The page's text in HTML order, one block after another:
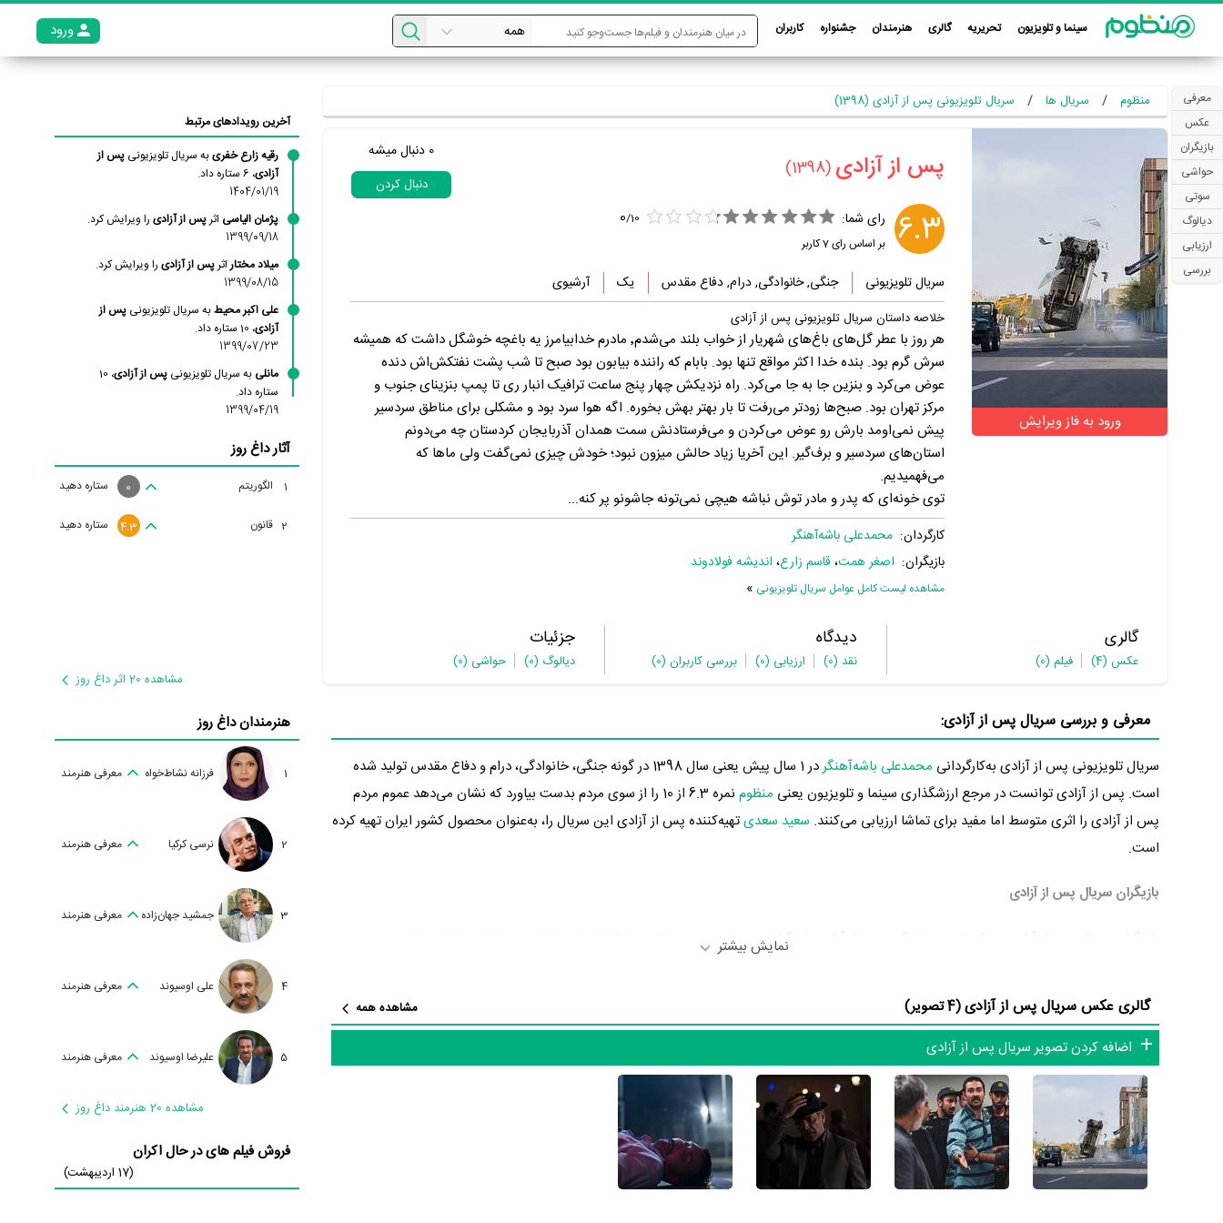
سینما و تلویزیون تحریریه گالری هنرمندان جشنواره کاربران ورود
معرفی
عکس
بازیگران
حواشی
سوتی
دیالوگ
ارزیابی
بررسی
منظوم سریال ها سریال تلویزیونی پس از آزادی (1398)
ورود به فاز ویرایش
‏پس از آزادی‏ (1398)
0 دنبال میشه
دنبال کردن
6.3 رای شما: 0/10
بر اساس رای7کاربر
سریال تلویزیونی جنگی, خانوادگی, درام, دفاع مقدس یک آرشیوی
خلاصه داستان سریال تلویزیونی پس از آزادی
هر روز با عطر گل‌های باغ‌های شهریار از خواب بلند می‌شدم٬ مادرم خدابیامرز یه باغچه خوشگل داشت که همیشه
سرش گرم بود. بنده خدا اکثر مواقع تنها بود. بابام که راننده بیابون بود صبح تا شب پشت نفتکش‌اش دنده
عوض می‌کرد و بنزین جا به جا می‌کرد. راه نزدیکش چهار پنج ساعت ترافیک انبار ری تا پمپ بنزینای جنوب و
مرکز تهران بود. صبح‌ها زودتر می‌رفت تا بار بهتر بهش بخوره. اگه هوا سرد بود و مشکلی برای مناطق سردسیر
پیش نمی‌اومد بارش رو عوض می‌کردن و می‌فرستادنش سمت همدان آذربایجان کردستان چه می‌دونم
استان‌های سردسیر و برف‌گیر. این آخریا زیاد حالش میزون نبود؛ خودش چیزی نمی‌گفت ولی ماها که
می‌فهمیدیم.
توی خونه‌ای که پدر و مادر توش نباشه هیچی نمی‌تونه جاشونو پر کنه...
کارگردان: محمدعلی باشه‌آهنگر
بازیگران: اصغر همت، قاسم زارع، اندیشه فولادوند
مشاهده لیست کامل عوامل سریال تلویزیونی »
گالری
عکس (4) فیلم (0)
دیدگاه
نقد (0) ارزیابی (0) بررسی کاربران (0)
جزئیات
دیالوگ (0) حواشی (0)
معرفی و بررسی سریال پس از آزادی:
سریال تلویزیونی پس از آزادی به‌کارگردانی محمدعلی باشه‌آهنگر
در 1 سال پیش یعنی سال 1398 در گونه جنگی، خانوادگی، درام و دفاع مقدس تولید شده
است. پس از آزادی توانست در مرجع ارزشگذاری سینما و تلویزیون یعنی منظوم
نمره 6.3 از 10 را از سوی مردم بدست بیاورد که نشان می‌دهد عموم مردم
پس از آزادی را اثری متوسط اما مفید برای تماشا ارزیابی می‌کنند. سعید سعدیتهیه‌کننده پس از آزادی این سریال را، به‌عنوان محصول کشور ایران تهیه کرده
است.
بازیگران سریال پس از آزادی
بازیگران سریال پس از آزادی چه کسانی هستند؟ در پس از آزادی بازیگرانی چوناصغر همت
نظر تعداد بازیگران می‌توان پس از آزادی را یک اثر پربازیگر عنوان کرد. از این‌لحاظ کارگردانی سریال پس از آزادی باتوجه به بازی گرفتن از این تعداد بازیگر و
مدیریت آنها کار بسیار دشواری بوده است؛ باید بررسی کرد آیامحمدعلی باشه‌آهنگربه‌عنوان کارگردان و به‌عنوان بازیگردان و همچنین تیم بازیگری پس از
آزادی توانسته‌اند در این زمینه موفق باشند و بازی‌های درخشانی را نمایش دهند؟
از دیگر بازیگران سریال پس از آزادی می‌توان بهرامین سیاردشتی،سام کبودوند آزاده سیفی،سارا شاهرودیان
داستان سریال پس از آزادی
از محتوا و داستان سریال پس از آزادی چقدر اطلاع دارید؟ فیلم‌نامه پس از آزادی توسطنیلوفر محلوجی
نمایش بیشتر
گالری عکس سریال پس از آزادی(4 تصویر) مشاهده همه
اضافه کردن تصویر سریال پس از آزادی
آخرین رویدادهای مرتبط
رقیه زارع خفریبه سریال تلویزیونی پس از
آزادی، 6 ستاره داد.
1404/01/19
پژمان الیاسی اثرپس از آزادیرا ویرایش کرد.
1399/09/18
میلاد مختاراثرپس از آزادیرا ویرایش کرد.
1399/08/15
علی اکبر محیطبه سریال تلویزیونی پس از
آزادی، 10 ستاره داد.
1399/07/23
مانلی به سریال تلویزیونی پس از آزادی ، 10
ستاره داد.
1399/04/19
آثار داغ روز
1 الگوریتم ستاره دهید 0
2 قانون ستاره دهید 4.3
مشاهده 20 اثر داغ روز
هنرمندان داغ روز
1 فرزانه نشاط‌خواه معرفی هنرمند
2 نرسی کرکیا معرفی هنرمند
3 جمشید جهان‌زاده معرفی هنرمند
4 علی اوسیوند معرفی هنرمند
5 علیرضا اوسیوند معرفی هنرمند
مشاهده 20 هنرمند داغ روز
فروش فیلم های در حال اکران
(17 اردیبهشت)